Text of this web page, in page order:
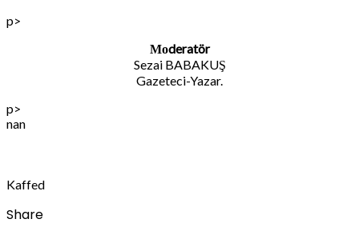
p>
Моderatör
Sezai BABAKUŞ
Gazeteci-Yazar.
p>
nan
Kaffed
Share